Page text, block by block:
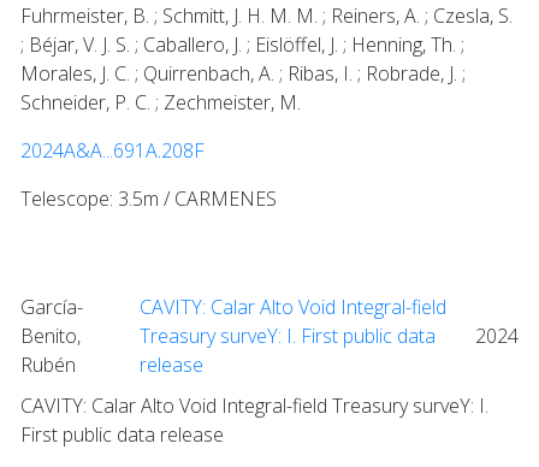
Fuhrmeister, B. ; Schmitt, J. H. M. M. ; Reiners, A. ; Czesla, S.
; Béjar, V. J. S. ; Caballero, J. ; Eislöffel, J. ; Henning, Th. ;
Morales, J. C. ; Quirrenbach, A. ; Ribas, I. ; Robrade, J. ;
Schneider, P. C. ; Zechmeister, M.
2024A&A...691A.208F
Telescope: 3.5m / CARMENES
García-
Benito,
Rubén
CAVITY: Calar Alto Void Integral-field
Treasury surveY: I. First public data
release
2024
CAVITY: Calar Alto Void Integral-field Treasury surveY: I.
First public data release